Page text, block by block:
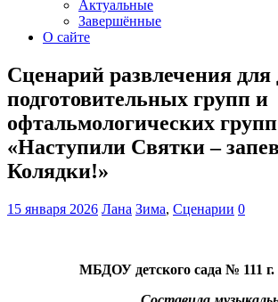
Актуальные
Завершённые
О сайте
Сценарий развлечения для
подготовительных групп и
офтальмологических
«Наступили Святки –
Колядки!»
15 января 2026 Лана Зима, Сценарии 0
МБДОУ детского сада № 111